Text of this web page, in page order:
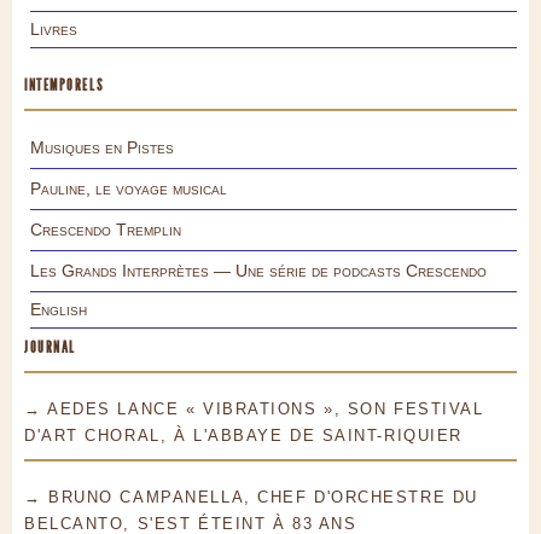
Livres
INTEMPORELS
Musiques en Pistes
Pauline, le voyage musical
Crescendo Tremplin
Les Grands Interprètes — Une série de podcasts Crescendo
English
JOURNAL
→ AEDES LANCE « VIBRATIONS », SON FESTIVAL
D'ART CHORAL, À L'ABBAYE DE SAINT-RIQUIER
→ BRUNO CAMPANELLA, CHEF D'ORCHESTRE DU
BELCANTO, S'EST ÉTEINT À 83 ANS